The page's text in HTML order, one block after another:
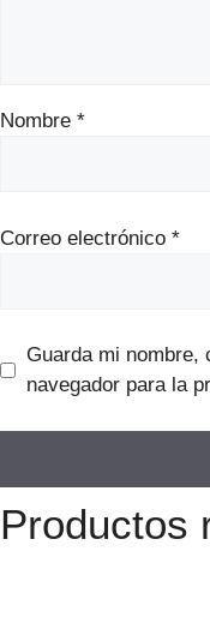
Nombre *
Correo electrónico *
Guarda mi nombre,
navegador para la
Productos